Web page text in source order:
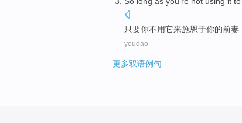
只要你不用它来施恩于你的前妻
youdao
更多双语例句